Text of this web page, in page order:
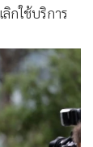
ลิกใช้บริการ